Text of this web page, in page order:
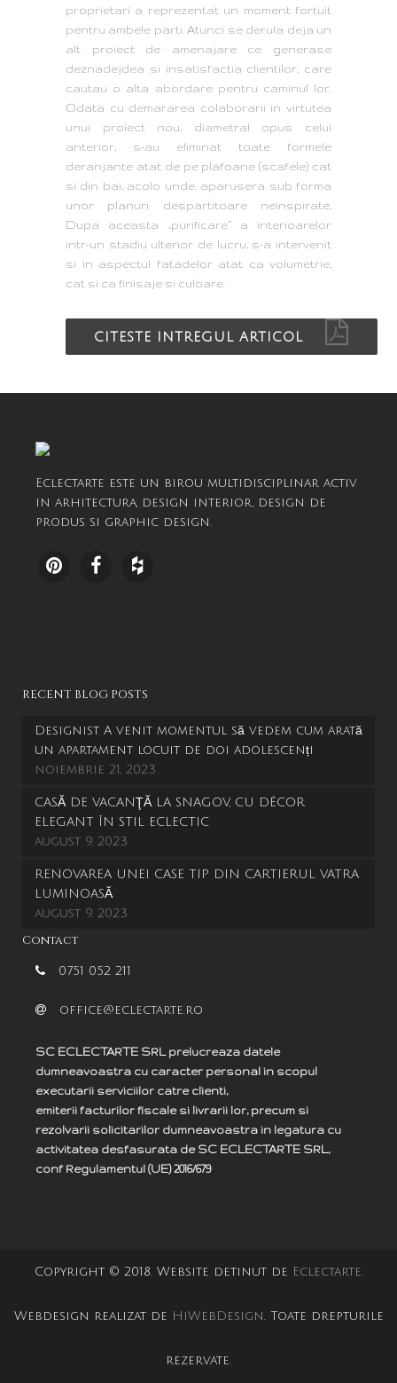
proprietari a reprezentat un moment fortuit
pentru ambele parti. Atunci se derula deja un
alt proiect de amenajare ce generase
deznadejdea si insatisfactia clientilor, care
cautau o alta abordare pentru caminul lor.
Odata cu demararea colaborarii in virtutea
unui proiect nou, diametral opus celui
anterior, s-au eliminat toate formele
deranjante atat de pe plafoane (scafele) cat
si din bai, acolo unde. aparusera sub forma
unor planuri despartitoare neinspirate,
Dupa aceasta „purificare” a interioarelor
intr-un stadiu ulterior de lucru, s-a intervenit
si in aspectul fatadelor atat ca volumetrie,
cat si ca finisaje si culoare.
CITESTE INTREGUL ARTICOL
Eclectarte este un birou multidisciplinar activ
in arhitectura, design interior, design de
produs si graphic design.
RECENT BLOG POSTS
Designist A venit momentul să vedem cum arată
un apartament locuit de doi adolescenți
noiembrie 21, 2023
CASĂ DE VACANŢĂ LA SNAGOV, CU DÉCOR
ELEGANT ÎN STIL ECLECTIC
august 9, 2023
RENOVAREA UNEI CASE TIP DIN CARTIERUL VATRA
LUMINOASĂ
august 9, 2023
Contact
0751 052 211
office@eclectarte.ro
SC ECLECTARTE SRL prelucreaza datele
dumneavoastra cu caracter personal in scopul
executarii serviciilor catre clienti,
emiterii facturilor fiscale si livrarii lor, precum si
rezolvarii solicitarilor dumneavoastra in legatura cu
activitatea desfasurata de SC ECLECTARTE SRL,
conf Regulamentul (UE) 2016/679
Copyright © 2018. Website detinut de Eclectarte.
Webdesign realizat de HiWebDesign. Toate drepturile
rezervate.